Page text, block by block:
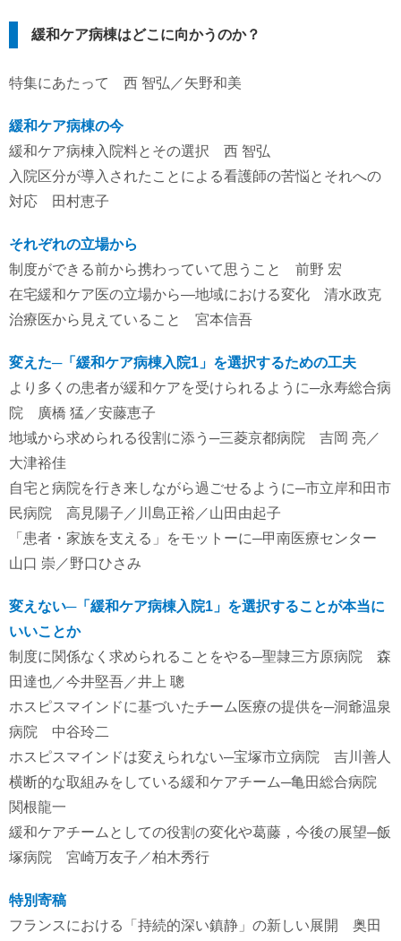
緩和ケア病棟はどこに向かうのか？
特集にあたって 西 智弘／矢野和美
緩和ケア病棟の今
緩和ケア病棟入院料とその選択 西 智弘
入院区分が導入されたことによる看護師の苦悩とそれへの
対応 田村恵子
それぞれの立場から
制度ができる前から携わっていて思うこと 前野 宏
在宅緩和ケア医の立場から―地域における変化 清水政克
治療医から見えていること 宮本信吾
変えた─「緩和ケア病棟入院1」を選択するための工夫
より多くの患者が緩和ケアを受けられるように─永寿総合病
院 廣橋 猛／安藤恵子
地域から求められる役割に添う─三菱京都病院 吉岡 亮／
大津裕佳
自宅と病院を行き来しながら過ごせるように─市立岸和田市
民病院 高見陽子／川島正裕／山田由起子
「患者・家族を支える」をモットーに─甲南医療センター
山口 崇／野口ひさみ
変えない─「緩和ケア病棟入院1」を選択することが本当に
いいことか
制度に関係なく求められることをやる─聖隷三方原病院 森
田達也／今井堅吾／井上 聰
ホスピスマインドに基づいたチーム医療の提供を─洞爺温泉
病院 中谷玲二
ホスピスマインドは変えられない─宝塚市立病院 吉川善人
横断的な取組みをしている緩和ケアチーム─亀田総合病院
関根龍一
緩和ケアチームとしての役割の変化や葛藤，今後の展望─飯
塚病院 宮崎万友子／柏木秀行
特別寄稿
フランスにおける「持続的深い鎮静」の新しい展開 奥田